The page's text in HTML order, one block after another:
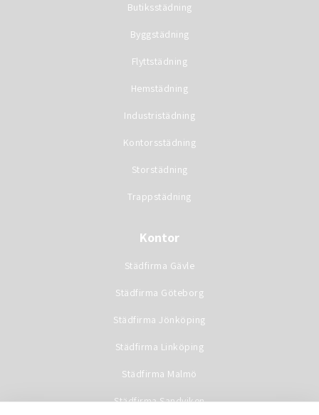
Butiksstädning
Byggstädning
Flyttstädning
Hemstädning
Industristädning
Kontorsstädning
Storstädning
Trappstädning
Kontor
Städfirma Gävle
Städfirma Göteborg
Städfirma Jönköping
Städfirma Linköping
Städfirma Malmö
Städfirma Sandviken